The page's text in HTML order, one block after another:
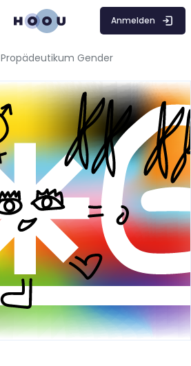
Anmelden
Propädeutikum Gender